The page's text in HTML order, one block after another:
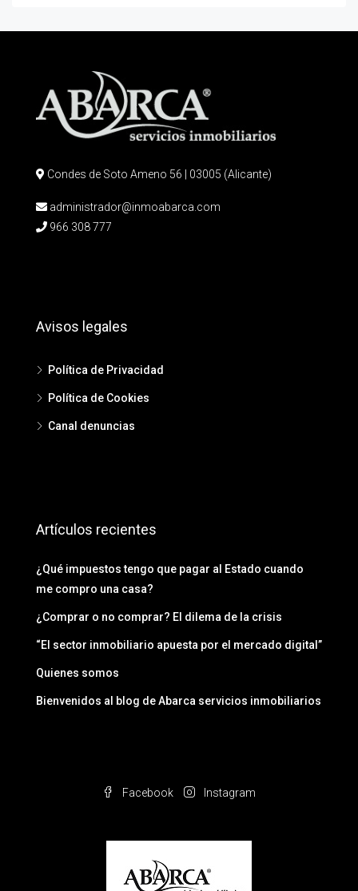
Condes de Soto Ameno 56 | 03005 (Alicante)
administrador@inmoabarca.com
966 308 777
Avisos legales
Política de Privacidad
Política de Cookies
Canal denuncias
Artículos recientes
¿Qué impuestos tengo que pagar al Estado cuando
me compro una casa?
¿Comprar o no comprar? El dilema de la crisis
“El sector inmobiliario apuesta por el mercado digital”
Quienes somos
Bienvenidos al blog de Abarca servicios inmobiliarios
Facebook Instagram